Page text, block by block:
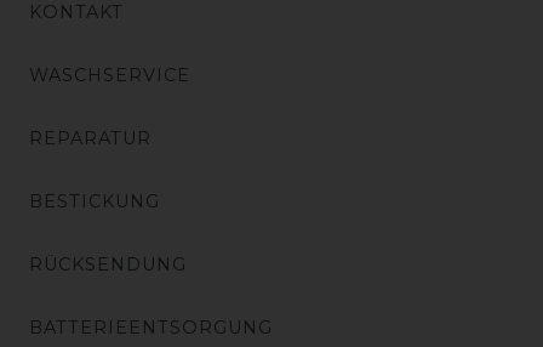
KONTAKT
WASCHSERVICE
REPARATUR
BESTICKUNG
RÜCKSENDUNG
BATTERIEENTSORGUNG